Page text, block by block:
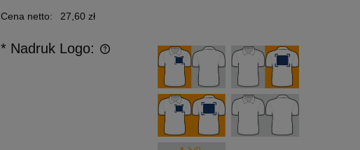
Cena netto:
27,60 zł
* Nadruk Logo: